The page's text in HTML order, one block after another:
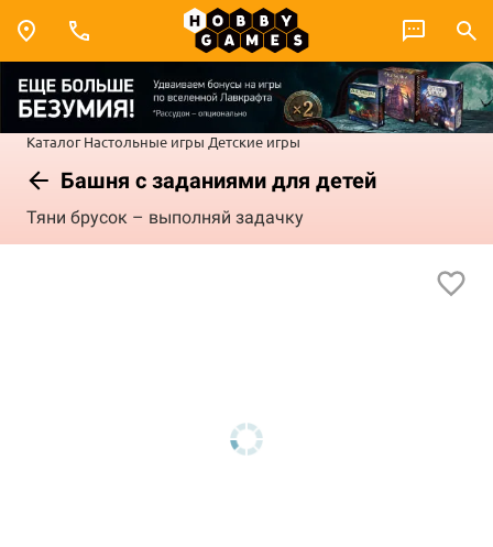
Каталог Настольные игры Детские игры
Башня с заданиями для детей
Тяни брусок – выполняй задачку